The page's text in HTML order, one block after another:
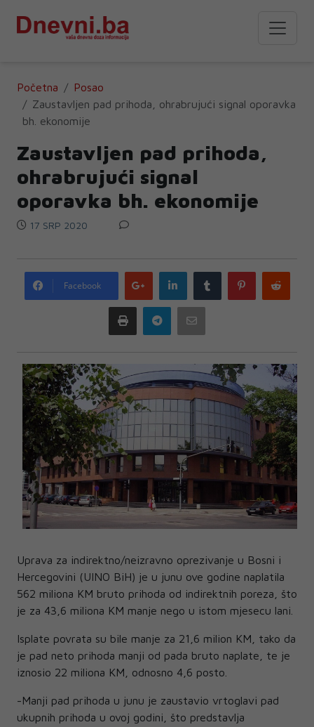
Početna
Posao
Zaustavljen pad prihoda, ohrabrujući signal oporavka
bh. ekonomije
Zaustavljen pad prihoda,
ohrabrujući signal
oporavka bh. ekonomije
17 SRP 2020
Facebook
Google
plus
LinkedIn Tumblr Pinterest
Print Telegram
Uprava za indirektno/neizravno oprezivanje u Bosni i
Hercegovini (UINO BiH) je u junu ove godine naplatila
562 miliona KM bruto prihoda od indirektnih poreza, što
je za 43,6 miliona KM manje nego u istom mjesecu lani.
Isplate povrata su bile manje za 21,6 milion KM, tako da
je pad neto prihoda manji od pada bruto naplate, te je
iznosio 22 miliona KM, odnosno 4,6 posto.
-Manji pad prihoda u junu je zaustavio vrtoglavi pad
ukupnih prihoda u ovoj godini, što predstavlja